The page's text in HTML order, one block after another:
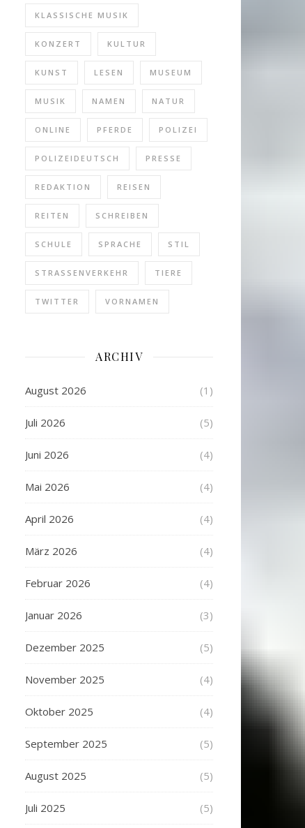
KLASSISCHE MUSIK
KONZERT KULTUR
KUNST LESEN MUSEUM
MUSIK NAMEN NATUR
ONLINE PFERDE POLIZEI
POLIZEIDEUTSCH PRESSE
REDAKTION REISEN
REITEN SCHREIBEN
SCHULE SPRACHE STIL
STRASSENVERKEHR TIERE
TWITTER VORNAMEN
ARCHIV
August 2026 (1)
Juli 2026 (5)
Juni 2026 (4)
Mai 2026 (4)
April 2026 (4)
März 2026 (4)
Februar 2026 (4)
Januar 2026 (3)
Dezember 2025 (5)
November 2025 (4)
Oktober 2025 (4)
September 2025 (5)
August 2025 (5)
Juli 2025 (5)